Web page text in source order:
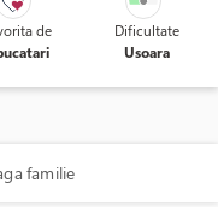
de
Dificultate
Usoara
familie